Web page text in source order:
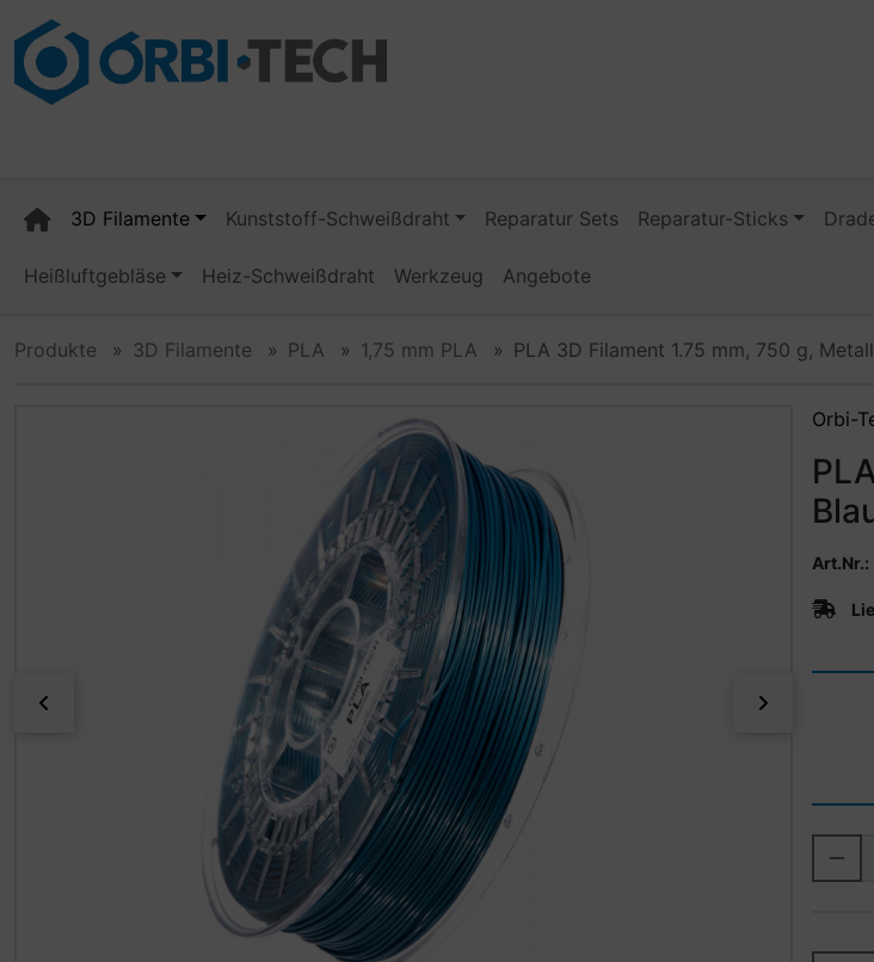
Sprungnavigation
Springe zum Inhalt
3D Filamente Kunststoff-Schweißdraht Reparatur Sets Reparatur-Sticks
Heißluftgebläse Heiz-Schweißdraht Werkzeug Angebote
Produkte 3D Filamente PLA 1,75 mm PLA PLA 3D Filament 1.75 mm, 750 g,
Orbi-
Art.Nr.:
Wenn mehr als ein Produktbild existiert, können Sie die "Zurück-" und "Vor-Button" nutzen,